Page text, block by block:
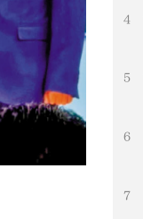
4
5
6
7